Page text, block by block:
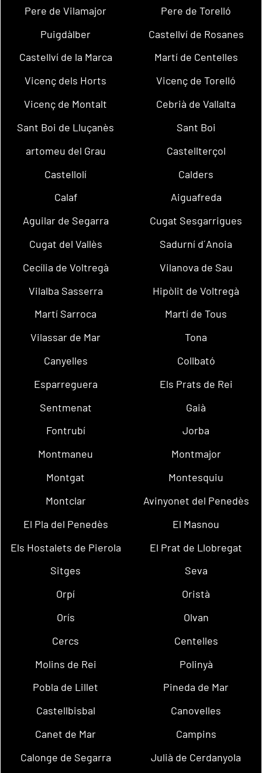
Pere de Vilamajor
Pere de Torelló
Puigdàlber
Castellví de Rosanes
Castellví de la Marca
Martí de Centelles
Vicenç dels Horts
Vicenç de Torelló
Vicenç de Montalt
Cebrià de Vallalta
Sant Boi de Lluçanès
Sant Boi
artomeu del Grau
Castellterçol
Castellolí
Calders
Calaf
Aiguafreda
Aguilar de Segarra
Cugat Sesgarrigues
Cugat del Vallès
Sadurní d´Anoia
Cecília de Voltregà
Vilanova de Sau
Vilalba Sasserra
Hipòlit de Voltregà
Martí Sarroca
Martí de Tous
Vilassar de Mar
Tona
Canyelles
Collbató
Esparreguera
Els Prats de Rei
Sentmenat
Gaià
Fontrubí
Jorba
Montmaneu
Montmajor
Montgat
Montesquiu
Montclar
Avinyonet del Penedès
El Pla del Penedès
El Masnou
Els Hostalets de Pierola
El Prat de Llobregat
Sitges
Seva
Orpí
Oristà
Orís
Olvan
Cercs
Centelles
Molins de Rei
Polinyà
Pobla de Lillet
Pineda de Mar
Castellbisbal
Canovelles
Canet de Mar
Campins
Calonge de Segarra
Julià de Cerdanyola